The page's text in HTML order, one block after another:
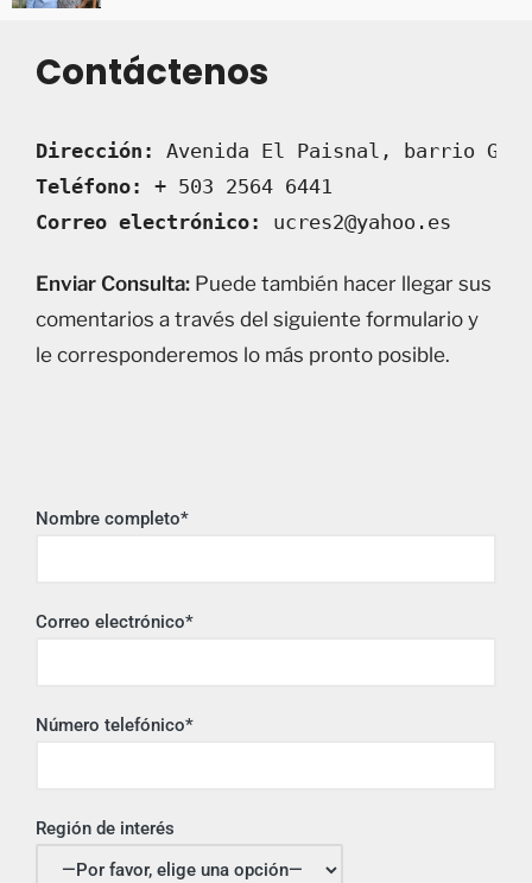
Contáctenos
Dirección:
Avenida El Paisnal, barrio
Teléfono:
+ 503 2564 6441
Correo electrónico:
ucres2@yahoo.es
Enviar Consulta: Puede también hacer llegar sus
comentarios a través del siguiente formulario y
le corresponderemos lo más pronto posible.
Nombre completo*
Correo electrónico*
Número telefónico*
Región de interés